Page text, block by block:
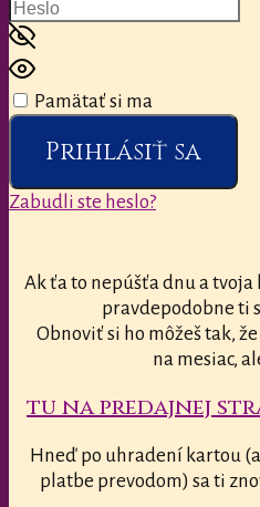
Pamätať si ma
Prihlásiť sa
Zabudli ste heslo?
Ak ťa to nepúšťa dnu a tvoja
pravdepodobne ti
Obnoviť si ho môžeš tak,
na mesiac,
tu na predajnej
Hneď po uhradení kartou
platbe prevodom) sa ti